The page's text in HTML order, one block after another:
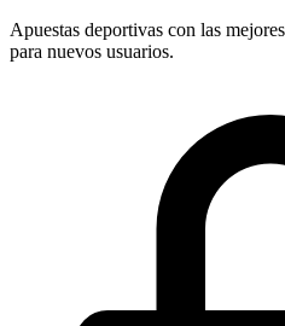
Apuestas deportivas con las
para nuevos usuarios.